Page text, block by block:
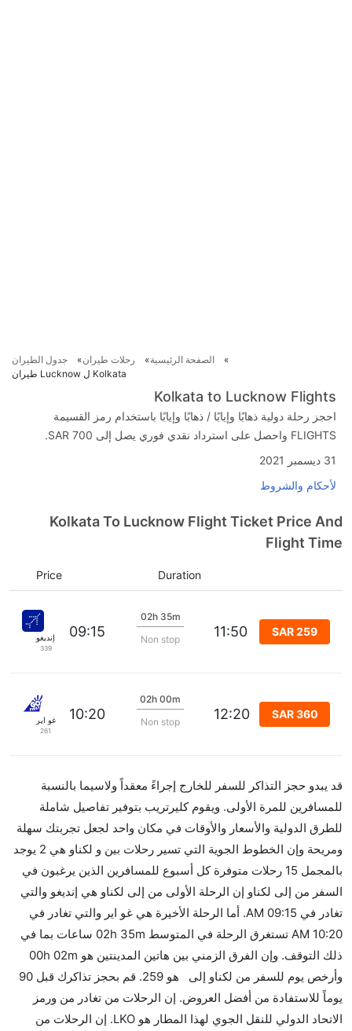
الصفحة الرئيسية رحلات طيران
جدول الطيران
Kolkata ل Lucknow طيران
Kolkata to Lucknow Flights
احجز رحلة دولية ذهابًا وإيابًا / ذهابًا وإيابًا باستخدام رمز القسيمة
FLIGHTS واحصل على استرداد نقدي فوري يصل إلى SAR 700.
31 ديسمبر 2021
لأحكام والشروط
Kolkata To Lucknow Flight Ticket Price And
Flight Time
Duration
Price
إنديغو
339
09:15
02h 35m
Non stop
11:50 SAR 259
غو اير
261
10:20
02h 00m
Non stop
12:20 SAR 360
قد يبدو حجز التذاكر للسفر للخارج إجراءً معقداً ولاسيما بالنسبة
للمسافرين للمرة الأولى. ويقوم كليرتريب بتوفير تفاصيل شاملة
للطرق الدولية والأسعار والأوقات في مكان واحد لجعل تجربتك سهلة
ومريحة وإن الخطوط الجوية التي تسير رحلات بين و لكناو هي 2 يوجد
بالمجمل 15 رحلات متوفرة كل أسبوع للمسافرين الذين يرغبون في
السفر من إلى لكناو إن الرحلة الأولى من إلى لكناو هي إنديغو والتي
تغادر في 09:15 AM. أما الرحلة الأخيرة هي غو اير والتي تغادر في
10:20 AM تستغرق الرحلة في المتوسط 02h 35m ساعات بما في
ذلك التوقف. وإن الفرق الزمني بين هاتين المدينتين هو 00h 02m
وأرخص يوم للسفر من لكناو إلى هو 259. قم بحجز تذاكرك قبل 90
يوماً للاستفادة من أفضل العروض. إن الرحلات من تغادر من ورمز
الاتحاد الدولي للنقل الجوي لهذا المطار هو LKO. إن الرحلات من